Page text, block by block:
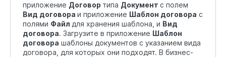
приложение Договор типа Документ с полем
Вид договора и приложение Шаблон договора с
полями Файл для хранения шаблона, и Вид
договора. Загрузите в приложение Шаблон
договора шаблоны документов с указанием вида
договора, для которых они подходят. В бизнес-